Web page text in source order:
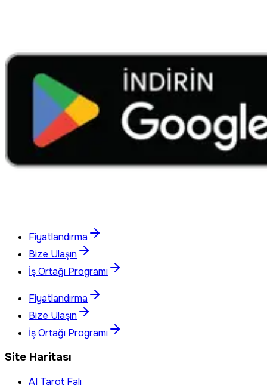
Fiyatlandırma
Bize Ulaşın
İş Ortağı Programı
Fiyatlandırma
Bize Ulaşın
İş Ortağı Programı
Site Haritası
AI Tarot Falı